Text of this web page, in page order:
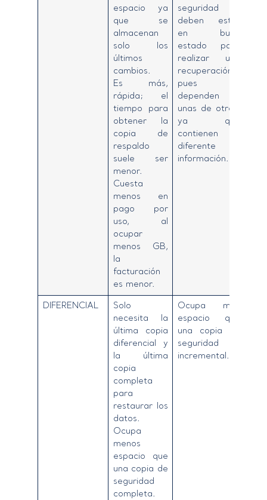
espacio ya
que se
almacenan
solo los
últimos
cambios.
Es más,
rápida; el
tiempo para
obtener la
copia de
respaldo
suele ser
menor.
Cuesta
menos en
pago por
uso, al
ocupar
menos GB,
la
facturación
es menor.
seguridad
deben estar
en buen
estado para
realizar una
recuperación,
pues
dependen
unas de otras,
ya que
contienen
diferente
información.
DIFERENCIAL
Solo
necesita la
última copia
diferencial y
la última
copia
completa
para
restaurar los
datos.
Ocupa
menos
espacio que
una copia de
seguridad
completa.
Ocupa más
espacio que
una copia de
seguridad
incremental.